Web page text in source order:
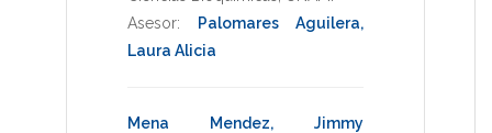
Asesor: Palomares Aguilera,
Laura Alicia
Mena Mendez, Jimmy